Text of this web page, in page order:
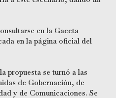
en la Gaceta
en la página oficial del
propuesta se turnó a las
de Gobernación, de
y de Comunicaciones. Se